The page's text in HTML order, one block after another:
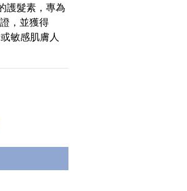
護髮素，專為
，並獲得
敏感肌膚人